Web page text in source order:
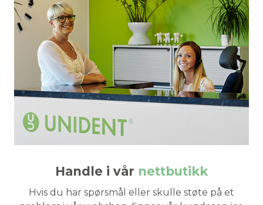
Handle i vår nettbutikk
Hvis du har spørsmål eller skulle støte på et